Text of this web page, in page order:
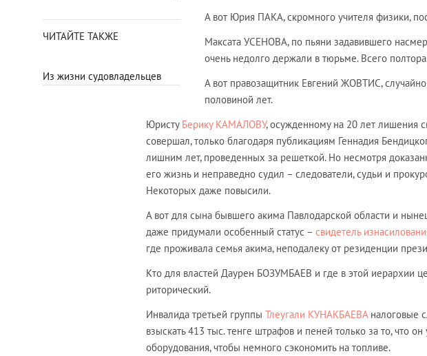
ЧИТАЙТЕ ТАКЖЕ
Из жизни судовладельцев
А вот Юрия ПАКА, скромного учителя физики,
Максата УСЕНОВА, по пьяни задавившего
очень недолго держали в тюрьме. Всего
А вот правозащитник Евгений ЖОВТИС,
половиной лет.
Юристу Берику КАМАЛОВУ, осужденному на 20 лет лишения
совершал, только благодаря публикациям Геннадия
лишним лет, проведенных за решеткой. Но несмотря
его жизнь и неправедно судил – следователи, судьи и
Некоторых даже повысили.
А вот для сына бывшего акима Павлодарской области и
даже придумали особенный статус – свидетель
где проживала семья акима, неподалеку от резиденции
Кто для властей Даурен БОЗУМБАЕВ и где в этой иерархии
риторический.
Инвалида третьей группы Тлеугали КУНАКБАЕВАналоговые
взыскать 413 тыс. тенге штрафов и пеней только за то, что
оборудования, чтобы немного сэкономить на топливе.